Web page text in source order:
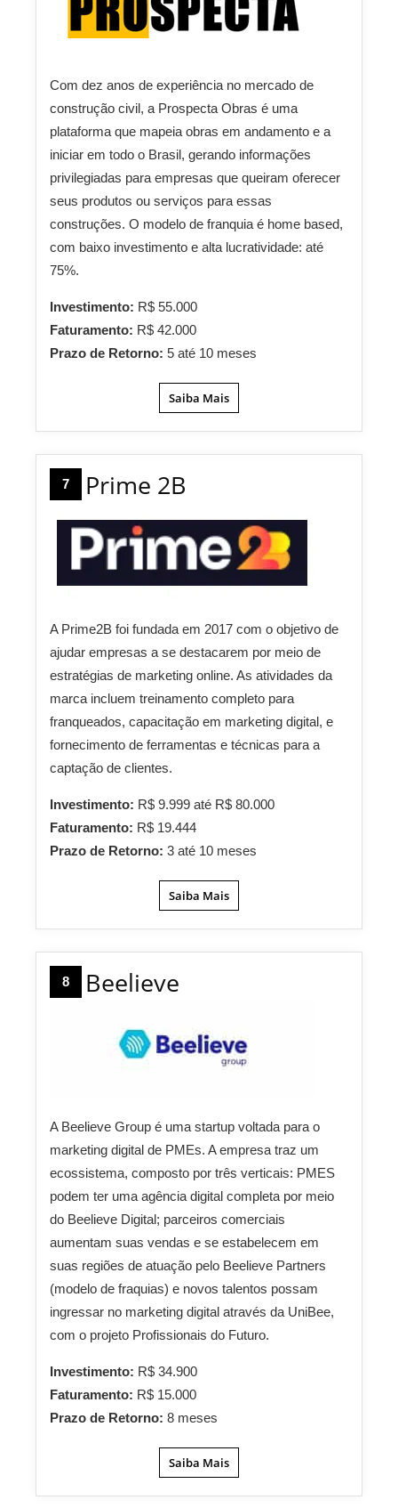
Com dez anos de experiência no mercado de
construção civil, a Prospecta Obras é uma
plataforma que mapeia obras em andamento e a
iniciar em todo o Brasil, gerando informações
privilegiadas para empresas que queiram oferecer
seus produtos ou serviços para essas
construções. O modelo de franquia é home based,
com baixo investimento e alta lucratividade: até
75%.
Investimento: R$ 55.000
Faturamento: R$ 42.000
Prazo de Retorno: 5 até 10 meses
Saiba Mais
7 Prime 2B
A Prime2B foi fundada em 2017 com o objetivo de
ajudar empresas a se destacarem por meio de
estratégias de marketing online. As atividades da
marca incluem treinamento completo para
franqueados, capacitação em marketing digital, e
fornecimento de ferramentas e técnicas para a
captação de clientes.
Investimento: R$ 9.999 até R$ 80.000
Faturamento: R$ 19.444
Prazo de Retorno: 3 até 10 meses
Saiba Mais
8 Beelieve
A Beelieve Group é uma startup voltada para o
marketing digital de PMEs. A empresa traz um
ecossistema, composto por três verticais: PMES
podem ter uma agência digital completa por meio
do Beelieve Digital; parceiros comerciais
aumentam suas vendas e se estabelecem em
suas regiões de atuação pelo Beelieve Partners
(modelo de fraquias) e novos talentos possam
ingressar no marketing digital através da UniBee,
com o projeto Profissionais do Futuro.
Investimento: R$ 34.900
Faturamento: R$ 15.000
Prazo de Retorno: 8 meses
Saiba Mais